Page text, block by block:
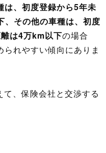
は、初度登録から5年未
その他の車種は、初度
は4万km以下の場合
れやすい傾向にありま
、保険会社と交渉する